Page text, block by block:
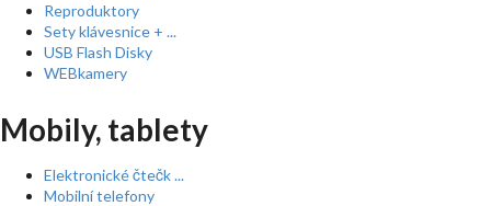
Reproduktory
Sety klávesnice + ...
USB Flash Disky
WEBkamery
Mobily, tablety
Elektronické čtečk ...
Mobilní telefony